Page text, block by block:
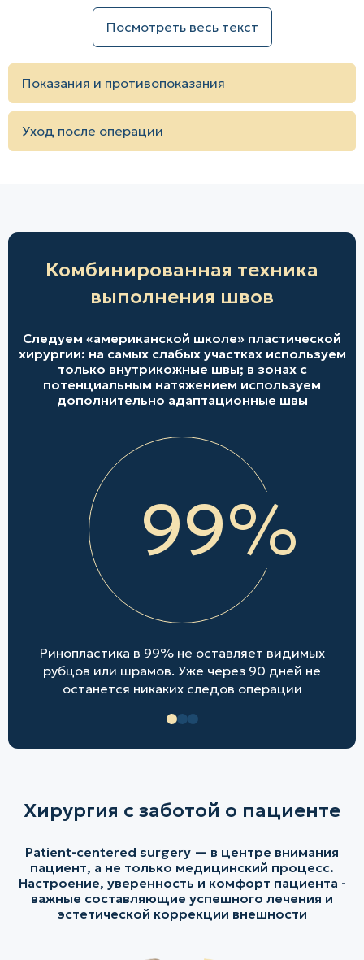
Посмотреть весь текст
Показания и противопоказания
Уход после операции
Комбинированная техника
выполнения швов
Следуем «американской школе» пластической
хирургии: на самых слабых участках используем
только внутрикожные швы; в зонах с
потенциальным натяжением используем
дополнительно адаптационные швы
99%
Ринопластика в 99% не оставляет видимых
рубцов или шрамов. Уже через 90 дней не
останется никаких следов операции
Хирургия с заботой о пациенте
Patient-centered surgery — в центре внимания
пациент, а не только медицинский процесс.
Настроение, уверенность и комфорт пациента -
важные составляющие успешного лечения и
эстетической коррекции внешности